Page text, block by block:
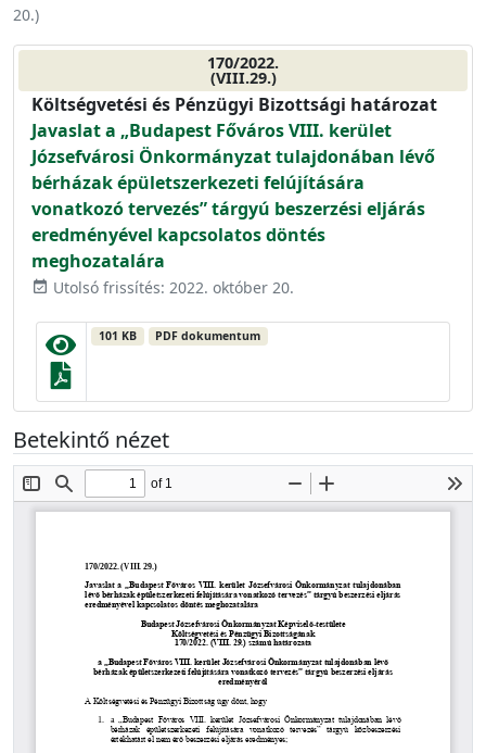
20.)
170/2022.
(VIII.29.)
Költségvetési és Pénzügyi Bizottsági határozat
Javaslat a „Budapest Főváros VIII. kerület
Józsefvárosi Önkormányzat tulajdonában lévő
bérházak épületszerkezeti felújítására
vonatkozó tervezés” tárgyú beszerzési eljárás
eredményével kapcsolatos döntés
meghozatalára
event_available Utolsó frissítés: 2022. október 20.
101 KB PDF dokumentum
Betekintő nézet